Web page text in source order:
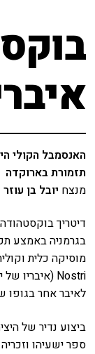
מאחורי הקולות
האולם המקוון
לוח מופעים
החשבון שלי
הזמנה
תקנון האתר
VOD
צור קשר
אודות
מאחורי הקולות
האולם המקוון
לוח מופעים
החשבון שלי
האנסמבל הקולי
תזמורת בארוקדה
מנצח יובל בן עוזר
דיטריך
בגרמניה באמצע
לאיבר אחר בגופו
ביצוע נדיר של
ספר ישעיהו